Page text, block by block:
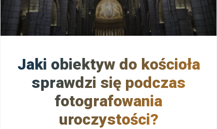
Jaki obiektyw do kościoła
sprawdzi się podczas
fotografowania
uroczystości?